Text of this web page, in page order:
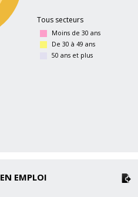
Tous secteurs
Moins de 30 ans
De 30 à 49 ans
50 ans et plus
EN EMPLOI